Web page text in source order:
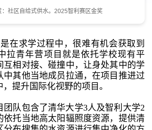
社区自给式供水。2025智利赛区金奖
在求学过程中，很难有机会获取到
拉青年营项目就是依托学校现有平
互相对接、碰撞中，让身处其中的学
中其他当地成员拉通，在项目推进过
提升国际化视野的项目。
团队包含了清华大学3人及智利大学2
依托当地高太阳辐照度资源，提供清